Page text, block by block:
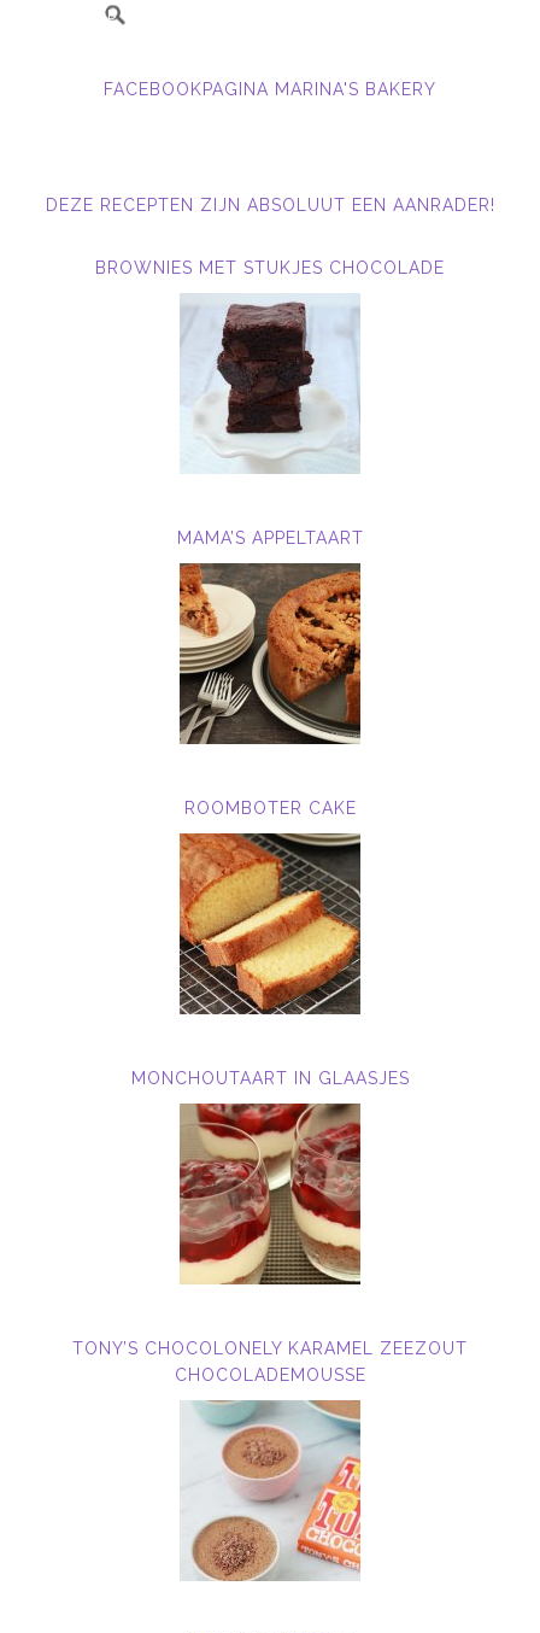
FACEBOOKPAGINA MARINA'S BAKERY
DEZE RECEPTEN ZIJN ABSOLUUT EEN AANRADER!
BROWNIES MET STUKJES CHOCOLADE
MAMA’S APPELTAART
ROOMBOTER CAKE
MONCHOUTAART IN GLAASJES
TONY’S CHOCOLONELY KARAMEL ZEEZOUT
CHOCOLADEMOUSSE